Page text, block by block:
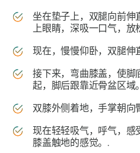
坐在垫子上，双腿向前伸
上眼睛，深吸一口气，放
现在，慢慢仰卧，双腿伸
接下来，弯曲膝盖，使脚
起，脚后跟靠近骨盆区域
双膝外侧着地，手掌朝向
现在轻轻吸气，呼气，感
膝盖触地的感觉。.